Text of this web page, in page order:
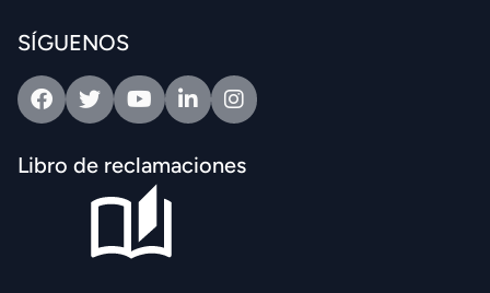
SÍGUENOS
FacebookTwitterYoutubeLinkedinIntagram
Libro de reclamaciones